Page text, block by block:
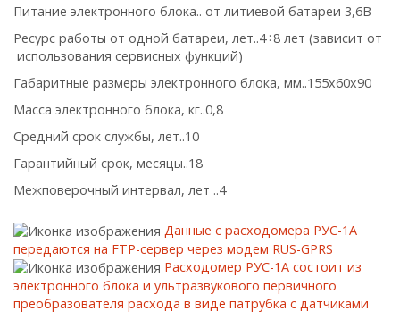
Питание электронного блока.. от литиевой батареи 3,6В
Ресурс работы от одной батареи, лет..4÷8 лет (зависит от
использования сервисных функций)
Габаритные размеры электронного блока, мм..155х60х90
Масса электронного блока, кг..0,8
Средний срок службы, лет..10
Гарантийный срок, месяцы..18
Межповерочный интервал, лет ..4
Данные с расходомера РУС-1А
передаются на FTP-сервер через модем RUS-GPRS
Расходомер РУС-1А состоит из
электронного блока и ультразвукового первичного
преобразователя расхода в виде патрубка с датчиками